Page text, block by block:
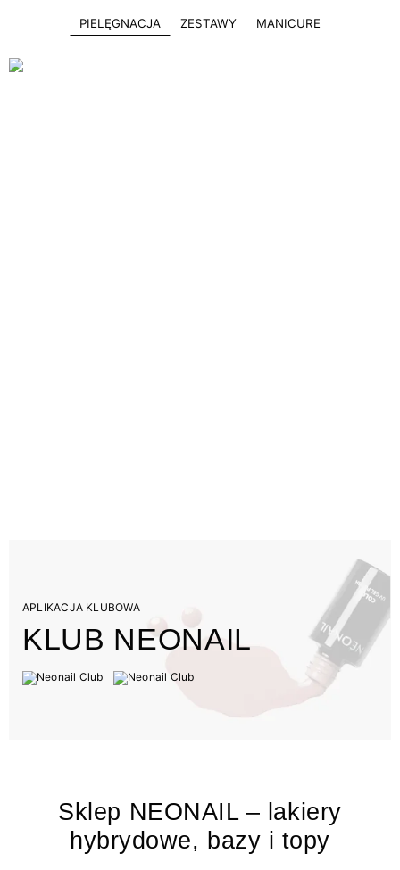
PIELĘGNACJA ZESTAWY MANICURE
APLIKACJA KLUBOWA
KLUB NEONAIL
Sklep NEONAIL – lakiery
hybrydowe, bazy i topy